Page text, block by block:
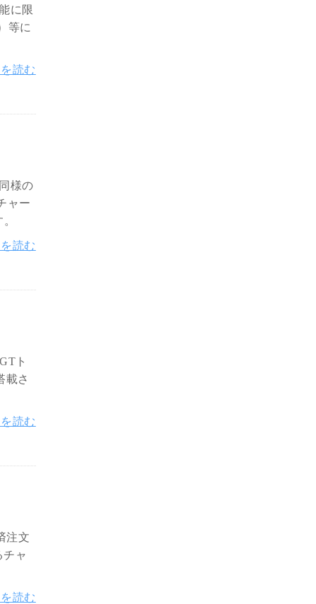
に限
等に
読む
様の
ャー
読む
ト
載さ
読む
注文
ャ
読む